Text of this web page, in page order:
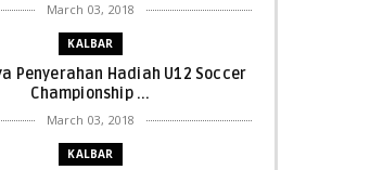
March 03, 2018
KALBAR
Penyerahan Hadiah U12 Soccer
Championship ...
March 03, 2018
KALBAR